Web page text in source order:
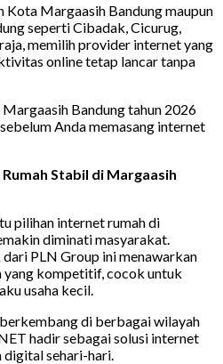
Kota Margaasih Bandung maupun
seperti Cibadak, Cicurug,
memilih provider internet yang
online tetap lancar tanpa
Bandung tahun 2026
Anda memasang internet
Stabil di Margaasih
pilihan internet rumah di
diminati masyarakat.
PLN Group ini menawarkan
yang kompetitif, cocok untuk
usaha kecil.
di berbagai wilayah
hadir sebagai solusi internet
digital sehari-hari.